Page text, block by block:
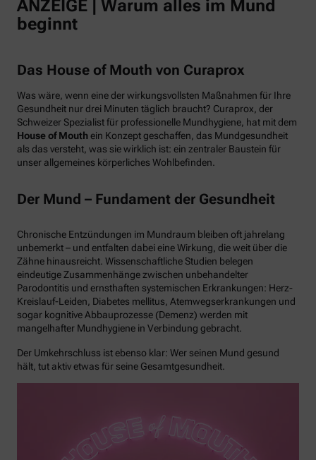
ANZEIGE | Warum alles im Mund
beginnt
Das House of Mouth von Curaprox
Was wäre, wenn eine der wirkungsvollsten Maßnahmen für Ihre
Gesundheit nur drei Minuten täglich braucht? Curaprox, der
Schweizer Spezialist für professionelle Mundhygiene, hat mit dem
House of Mouthein Konzept geschaffen, das Mundgesundheit
als das versteht, was sie wirklich ist: ein zentraler Baustein für
unser allgemeines körperliches Wohlbefinden.
Der Mund – Fundament der Gesundheit
Chronische Entzündungen im Mundraum bleiben oft jahrelang
unbemerkt – und entfalten dabei eine Wirkung, die weit über die
Zähne hinausreicht. Wissenschaftliche Studien belegen
eindeutige Zusammenhänge zwischen unbehandelter
Parodontitis und ernsthaften systemischen Erkrankungen: Herz-
Kreislauf-Leiden, Diabetes mellitus, Atemwegserkrankungen und
sogar kognitive Abbauprozesse (Demenz) werden mit
mangelhafter Mundhygiene in Verbindung gebracht.
Der Umkehrschluss ist ebenso klar: Wer seinen Mund gesund
hält, tut aktiv etwas für seine Gesamtgesundheit.